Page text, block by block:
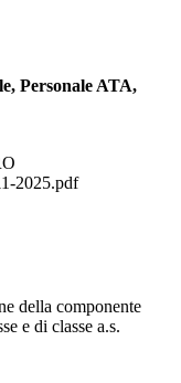
Personale ATA,
2025.pdf
della componente
e di classe a.s.